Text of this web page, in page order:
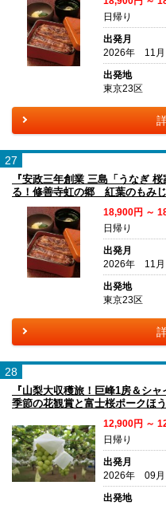
日帰り
出発月
2026年 11月
出発地
東京23区
27
『安政三年創業 三島「うなぎ
る！修善寺虹の郷 紅葉のもみ
18,900円 ～
日帰り
出発月
2026年 11
出発地
東京23区
28
『山梨大収穫旅！巨峰1房＆シ
季節の花観賞と富士桜ポークほ
12,900円 ～
日帰り
出発月
2026年 09月
出発地